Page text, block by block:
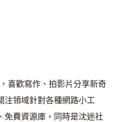
喜歡寫作、拍影片分享新奇
注領域針對各種網路小工
免費資源庫，同時是沈迷社